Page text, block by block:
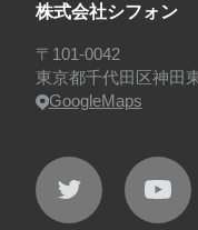
株式会社シフォン
〒101-0042
東京都千代田区神田
GoogleMaps